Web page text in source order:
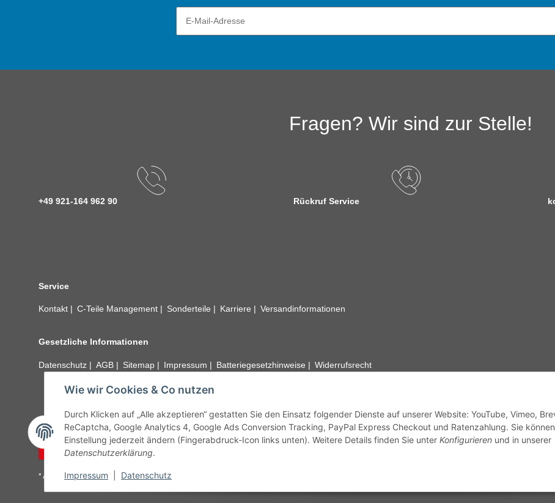
Wie wir Cookies & Co nutzen
Durch Klicken auf „Alle akzeptieren“ gestatten Sie den Einsatz folgender Dienste auf unserer Website: YouTube, Vimeo,
ReCaptcha, Google Analytics 4, Google Ads Conversion Tracking, PayPal Express Checkout und Ratenzahlung. Sie
Einstellung jederzeit ändern (Fingerabdruck-Icon links unten). Weitere Details finden Sie unter Konfigurieren und in unserer
Datenschutzerklärung.
Impressum Datenschutz
Fragen? Wir sind zur Stelle!
+49 921-164 962 90 Rückruf Service
Service
Kontakt C-Teile Management Sonderteile Karriere Versandinformationen
Gesetzliche Informationen
Datenschutz AGB Sitemap Impressum Batteriegesetzhinweise Widerrufsrecht
unseren Kundenservice. Abbildungen der Artikel können beispielhaft sein und vom
Vertrag widerrufen
* Alle Preise inkl. gesetzlicher USt., zzgl.